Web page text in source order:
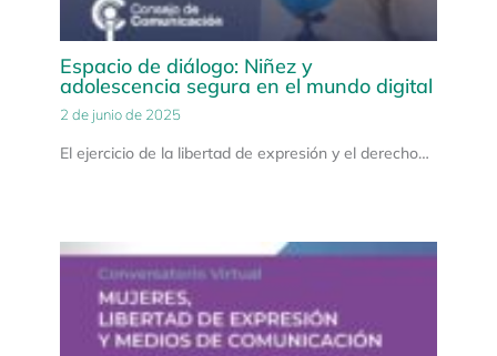
Espacio de diálogo: Niñez y
adolescencia segura en el mundo digital
2 de junio de 2025
El ejercicio de la libertad de expresión y el derecho…